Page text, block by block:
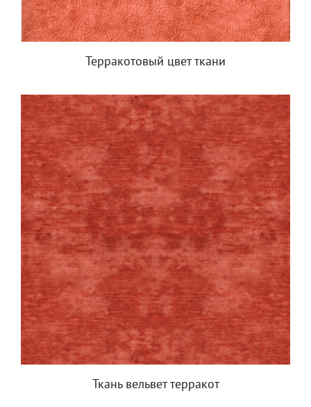
Терракотовый цвет ткани
Ткань вельвет терракот